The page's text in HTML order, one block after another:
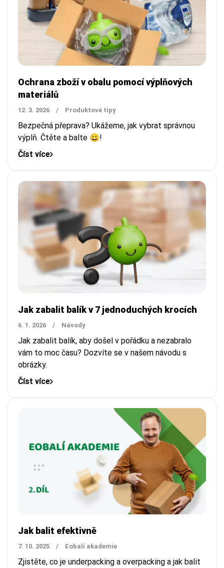
Ochrana zboží v obalu pomocí výplňových
materiálů
12. 3. 2026 / Produktové tipy
Bezpečná přeprava? Ukážeme, jak vybrat správnou
výplň. Čtěte a balte 😀!
Číst více
Jak zabalit balík v 7 jednoduchých krocích
6. 1. 2026 / Návody
Jak zabalit balík, aby došel v pořádku a nezabralo
vám to moc času? Dozvíte se v našem návodu s
obrázky.
Číst více
Jak balit efektivně
7. 10. 2025 / Eobalí akademie
Zjistěte, co je underpacking a overpacking a jak balit